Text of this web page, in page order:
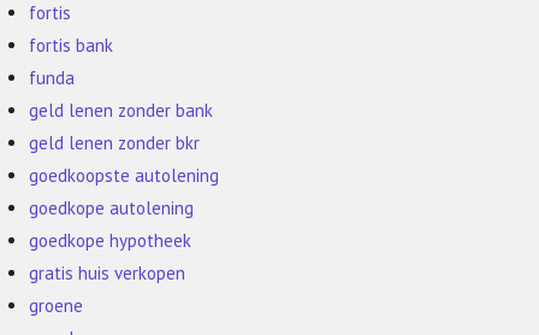
fortis
fortis bank
funda
geld lenen zonder bank
geld lenen zonder bkr
goedkoopste autolening
goedkope autolening
goedkope hypotheek
gratis huis verkopen
groene